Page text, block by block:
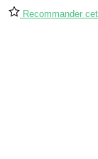
Recommander